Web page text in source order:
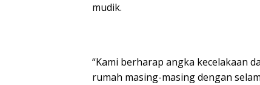
mudik.
“Kami berharap angka kecelakaan
rumah masing-masing dengan